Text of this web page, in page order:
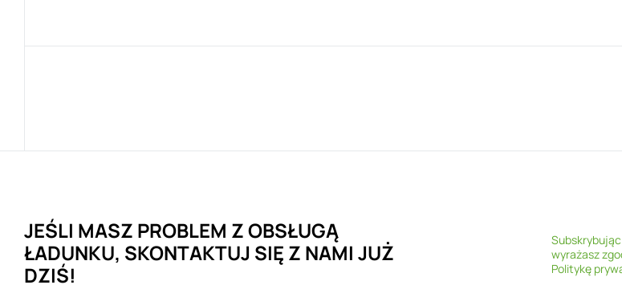
JEŚLI MASZ PROBLEM Z OBSŁUGĄ
ŁADUNKU, SKONTAKTUJ SIĘ Z NAMI JUŻ
DZIŚ!
wyrażasz
Politykę